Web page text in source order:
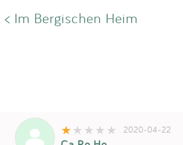
< Im Bergischen Heim
2020-04-22